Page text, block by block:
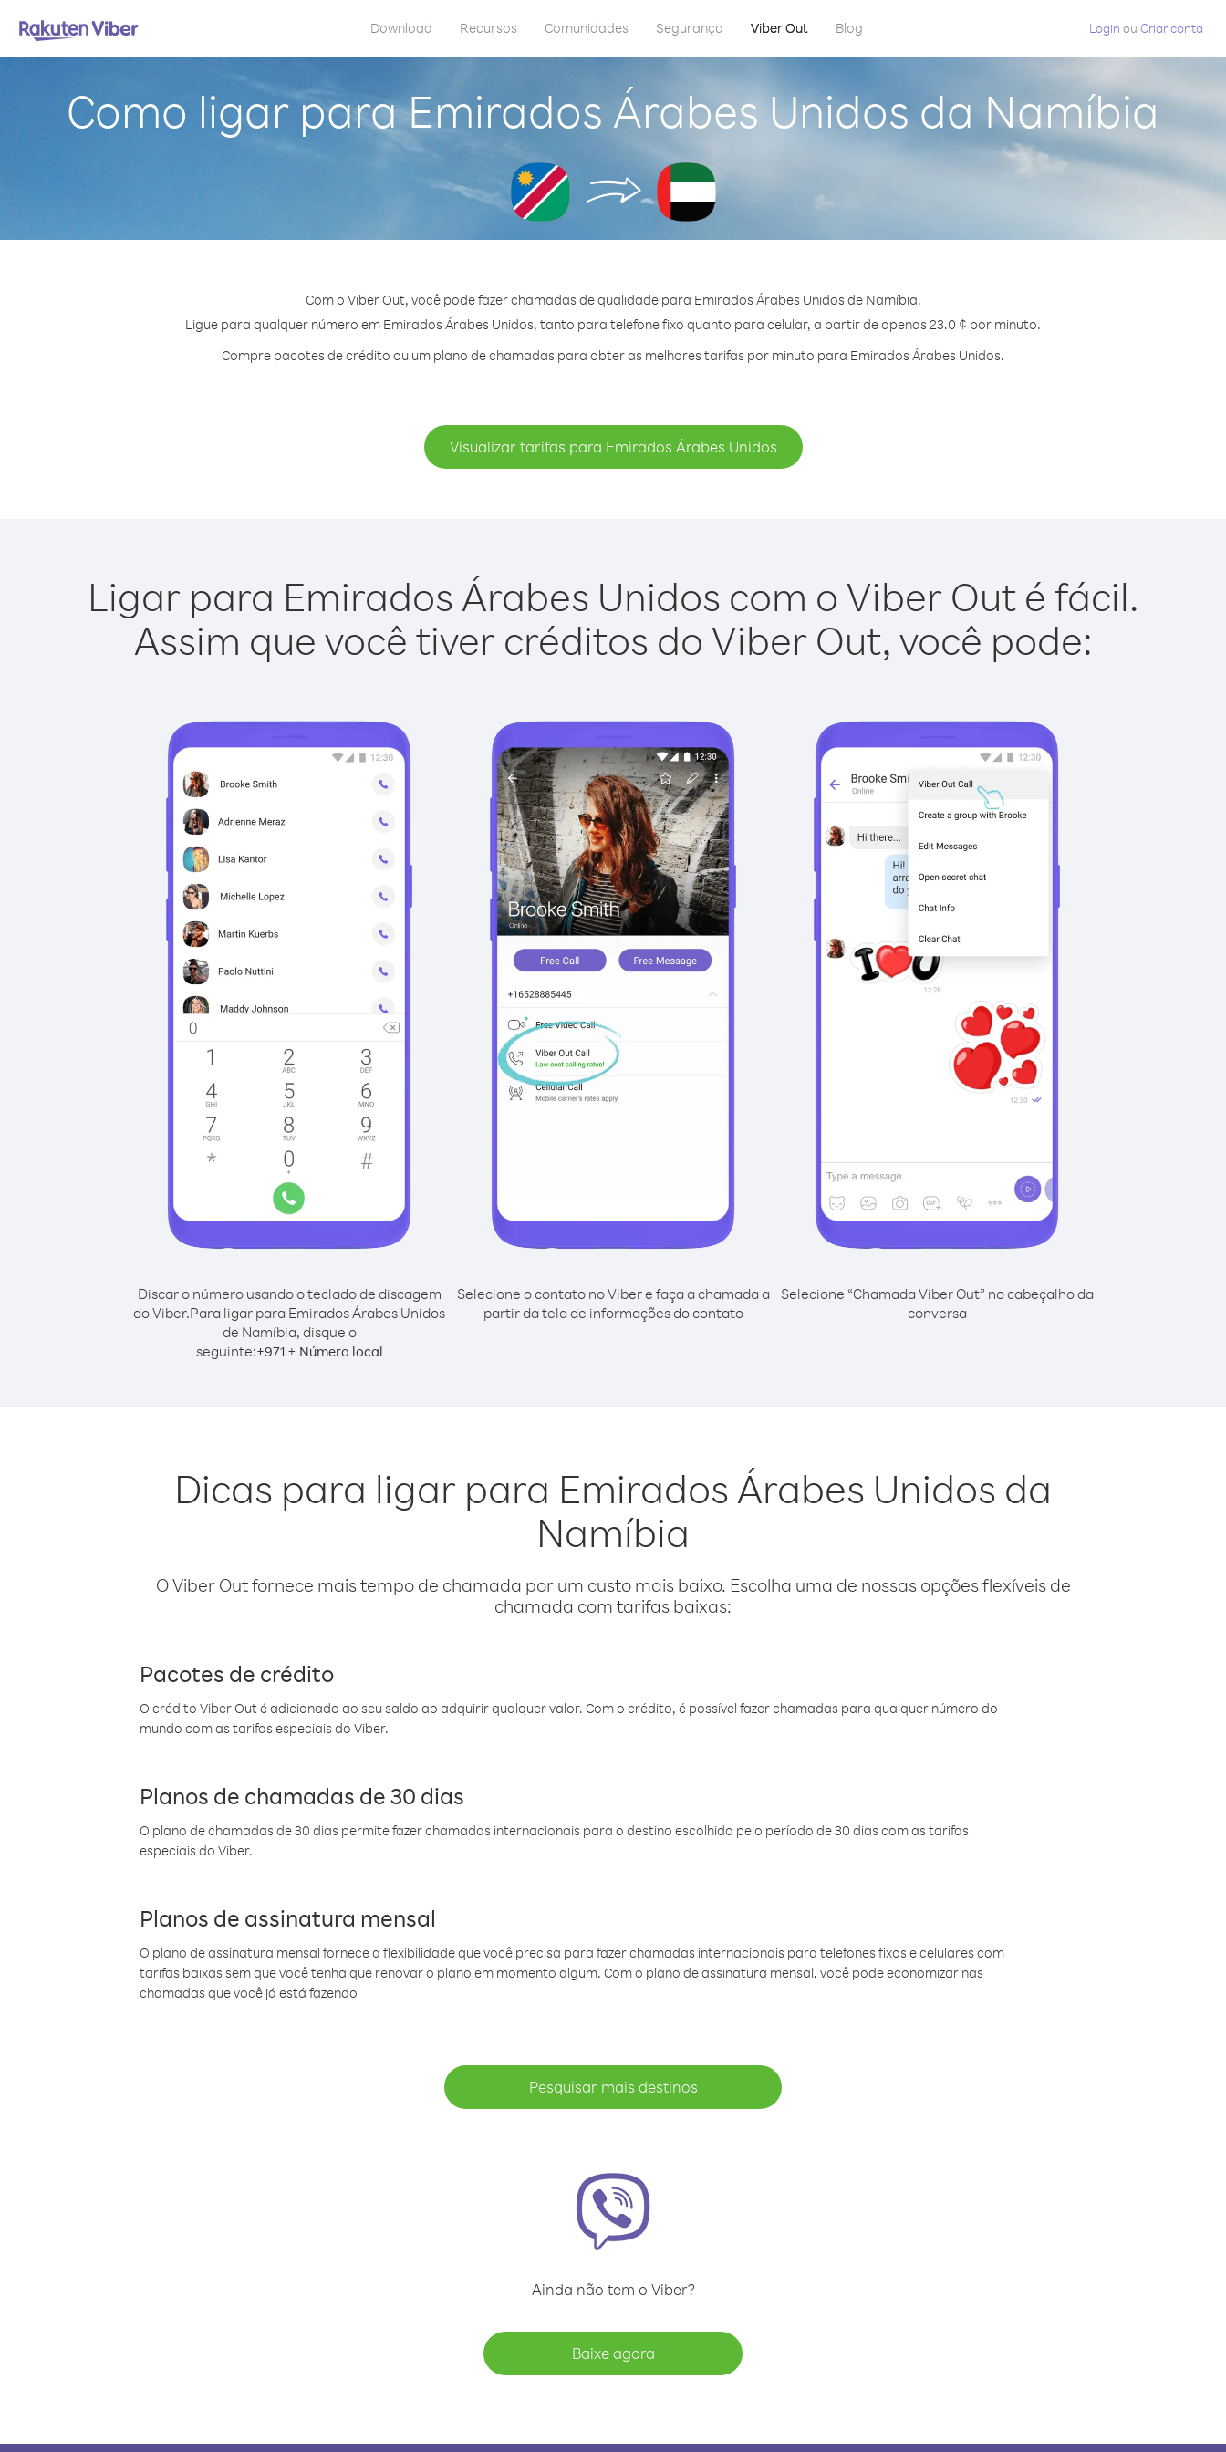
Download Recursos Comunidades Segurança Viber Out Blog Login ou Criar conta
Como ligar para Emirados Árabes Unidos da Namíbia
Com o Viber Out, você pode fazer chamadas de qualidade para Emirados Árabes Unidos de Namíbia.
Ligue para qualquer número em Emirados Árabes Unidos, tanto para telefone fixo quanto para celular, a partir de apenas 23.0 ¢ por minuto.
Compre pacotes de crédito ou um plano de chamadas para obter as melhores tarifas por minuto para Emirados Árabes Unidos.
Visualizar tarifas para Emirados Árabes Unidos
Ligar para Emirados Árabes Unidos com o Viber Out é fácil.
Assim que você tiver créditos do Viber Out, você pode:
Discar o número usando o teclado de discagem
do Viber.Para ligar para Emirados Árabes Unidos
de Namíbia, disque o
seguinte:+971+ Número local
Selecione o contato no Viber e faça a chamada a
partir da tela de informações do contato
Selecione “Chamada Viber Out” no cabeçalho da
conversa
Dicas para ligar para Emirados Árabes Unidos da
Namíbia
O Viber Out fornece mais tempo de chamada por um custo mais baixo. Escolha uma de nossas opções flexíveis de
chamada com tarifas baixas:
Pacotes de crédito
O crédito Viber Out é adicionado ao seu saldo ao adquirir qualquer valor. Com o crédito, é possível fazer chamadas para qualquer número do
mundo com as tarifas especiais do Viber.
Planos de chamadas de 30 dias
O plano de chamadas de 30 dias permite fazer chamadas internacionais para o destino escolhido pelo período de 30 dias com as tarifas
especiais do Viber.
Planos de assinatura mensal
O plano de assinatura mensal fornece a flexibilidade que você precisa para fazer chamadas internacionais para telefones fixos e celulares com
tarifas baixas sem que você tenha que renovar o plano em momento algum. Com o plano de assinatura mensal, você pode economizar nas
chamadas que você já está fazendo
Pesquisar mais destinos
Ainda não tem o Viber?
Baixe agora